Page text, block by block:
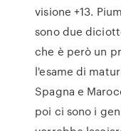
visione +13.
sono due
che è però un
l'esame di
Spagna e
poi ci sono i